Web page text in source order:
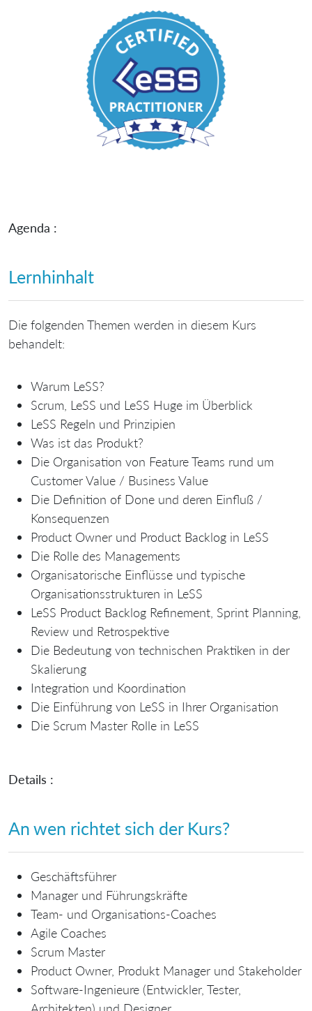
Agenda :
Lernhinhalt
Die folgenden Themen werden in diesem Kurs
behandelt:
Warum LeSS?
Scrum, LeSS und LeSS Huge im Überblick
LeSS Regeln und Prinzipien
Was ist das Produkt?
Die Organisation von Feature Teams rund um
Customer Value / Business Value
Die Definition of Done und deren Einfluß /
Konsequenzen
Product Owner und Product Backlog in LeSS
Die Rolle des Managements
Organisatorische Einflüsse und typische
Organisationsstrukturen in LeSS
LeSS Product Backlog Refinement, Sprint Planning,
Review und Retrospektive
Die Bedeutung von technischen Praktiken in der
Skalierung
Integration und Koordination
Die Einführung von LeSS in Ihrer Organisation
Die Scrum Master Rolle in LeSS
Details :
An wen richtet sich der Kurs?
Geschäftsführer
Manager und Führungskräfte
Team- und Organisations-Coaches
Agile Coaches
Scrum Master
Product Owner, Produkt Manager und Stakeholder
Software-Ingenieure (Entwickler, Tester,
Architekten) und Designer